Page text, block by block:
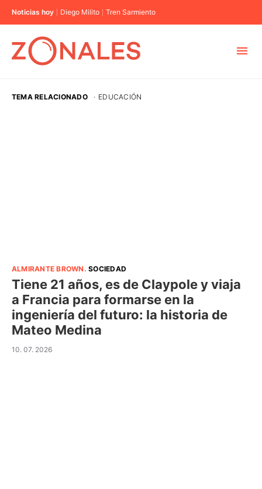
Noticias hoy Diego Milito Tren Sarmiento
TEMA RELACIONADO · EDUCACIÓN
ALMIRANTE BROWN .SOCIEDAD
Tiene 21 años, es de Claypole y viaja
a Francia para formarse en la
ingeniería del futuro: la historia de
Mateo Medina
10. 07. 2026